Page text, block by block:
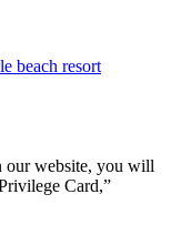
beach resort
website, you will
Card,”